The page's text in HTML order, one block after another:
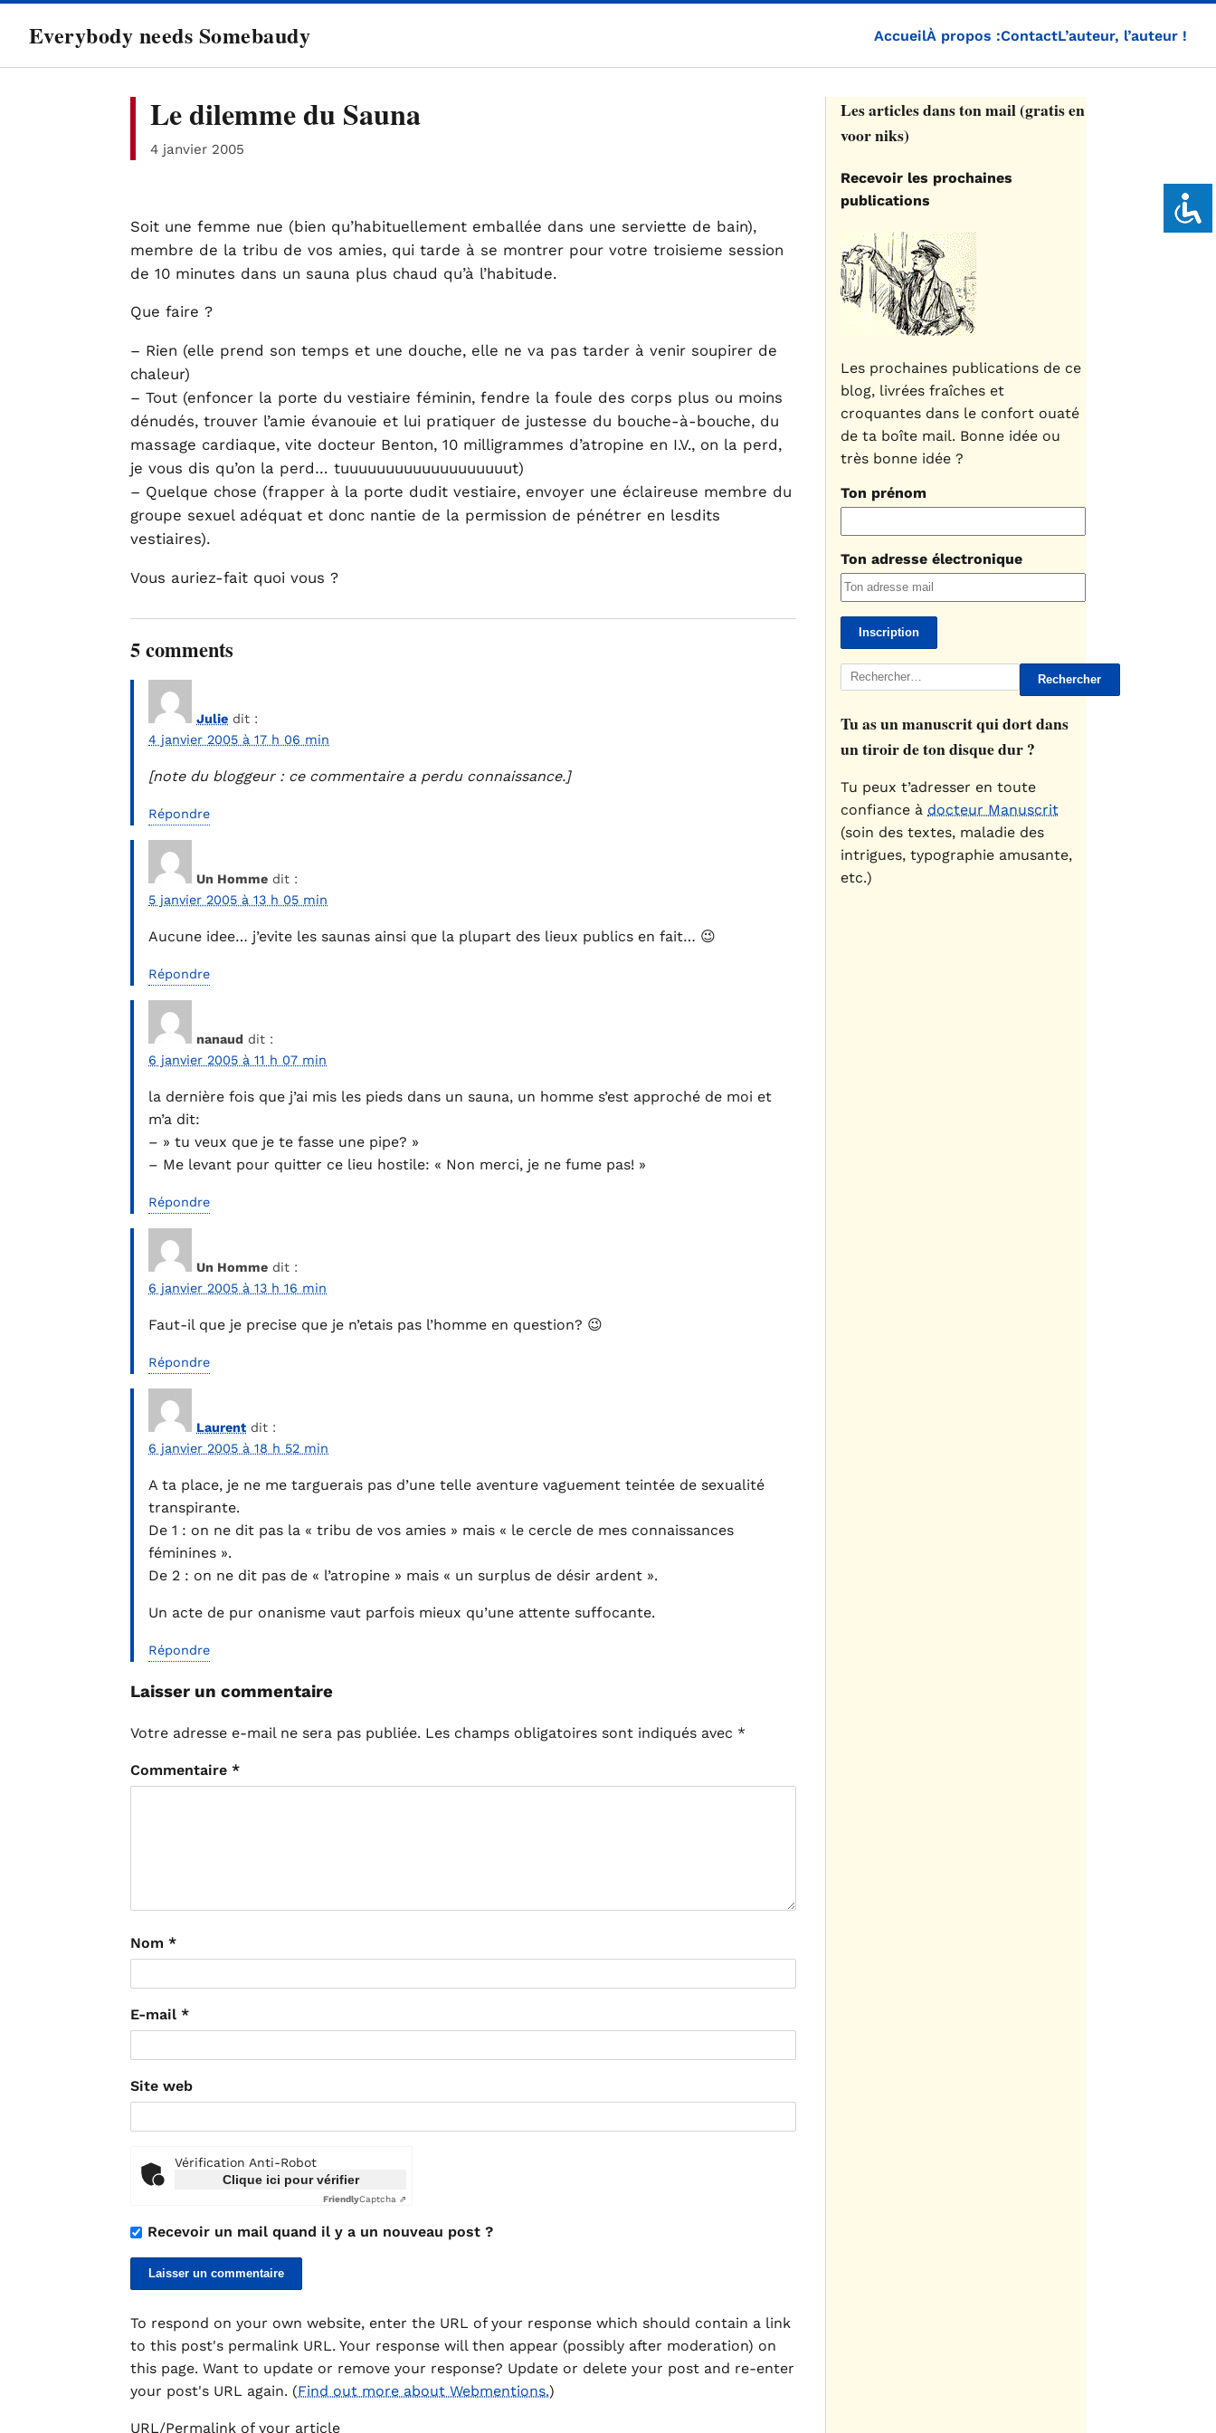
Everybody needs Somebaudy AccueilÀ propos :ContactL’auteur, l’auteur !
Le dilemme du Sauna
4 janvier 2005
Soit une femme nue (bien qu’habituellement emballée dans une serviette de bain),
membre de la tribu de vos amies, qui tarde à se montrer pour votre troisieme session
de 10 minutes dans un sauna plus chaud qu’à l’habitude.
Que faire ?
– Rien (elle prend son temps et une douche, elle ne va pas tarder à venir soupirer de
chaleur)
– Tout (enfoncer la porte du vestiaire féminin, fendre la foule des corps plus ou moins
dénudés, trouver l’amie évanouie et lui pratiquer de justesse du bouche-à-bouche, du
massage cardiaque, vite docteur Benton, 10 milligrammes d’atropine en I.V., on la perd,
je vous dis qu’on la perd… tuuuuuuuuuuuuuuuuuuut)
– Quelque chose (frapper à la porte dudit vestiaire, envoyer une éclaireuse membre du
groupe sexuel adéquat et donc nantie de la permission de pénétrer en lesdits
vestiaires).
Vous auriez-fait quoi vous ?
5 comments
Julie dit :
4 janvier 2005 à 17 h 06 min
[note du bloggeur : ce commentaire a perdu connaissance.]
Répondre
Un Homme dit :
5 janvier 2005 à 13 h 05 min
Aucune idee… j’evite les saunas ainsi que la plupart des lieux publics en fait… 😉
Répondre
nanaud dit :
6 janvier 2005 à 11 h 07 min
la dernière fois que j’ai mis les pieds dans un sauna, un homme s’est approché de moi et
m’a dit:
– » tu veux que je te fasse une pipe? »
– Me levant pour quitter ce lieu hostile: « Non merci, je ne fume pas! »
Répondre
Un Homme dit :
6 janvier 2005 à 13 h 16 min
Faut-il que je precise que je n’etais pas l’homme en question? 😉
Répondre
Laurent dit :
6 janvier 2005 à 18 h 52 min
A ta place, je ne me targuerais pas d’une telle aventure vaguement teintée de sexualité
transpirante.
De 1 : on ne dit pas la « tribu de vos amies » mais « le cercle de mes connaissances
féminines ».
De 2 : on ne dit pas de « l’atropine » mais « un surplus de désir ardent ».
Un acte de pur onanisme vaut parfois mieux qu’une attente suffocante.
Répondre
Laisser un commentaire
Votre adresse e-mail ne sera pas publiée. Les champs obligatoires sont indiqués avec *
Commentaire *
Nom *
E-mail *
Site web
Vérification Anti-Robot
Clique ici pour vérifier
FriendlyCaptcha ⇗
Recevoir un mail quand il y a un nouveau post ?
To respond on your own website, enter the URL of your response which should contain a link
to this post's permalink URL. Your response will then appear (possibly after moderation) on
this page. Want to update or remove your response? Update or delete your post and re-enter
your post's URL again. (Find out more about Webmentions.)
URL/Permalink of your article
Les articles dans ton mail (gratis en
voor niks)
Recevoir les prochaines
publications
Les prochaines publications de ce
blog, livrées fraîches et
croquantes dans le confort ouaté
de ta boîte mail. Bonne idée ou
très bonne idée ?
Ton prénom
Ton adresse électronique
Rechercher :
Tu as un manuscrit qui dort dans
un tiroir de ton disque dur ?
Tu peux t’adresser en toute
confiance à docteur Manuscrit
(soin des textes, maladie des
intrigues, typographie amusante,
etc.)